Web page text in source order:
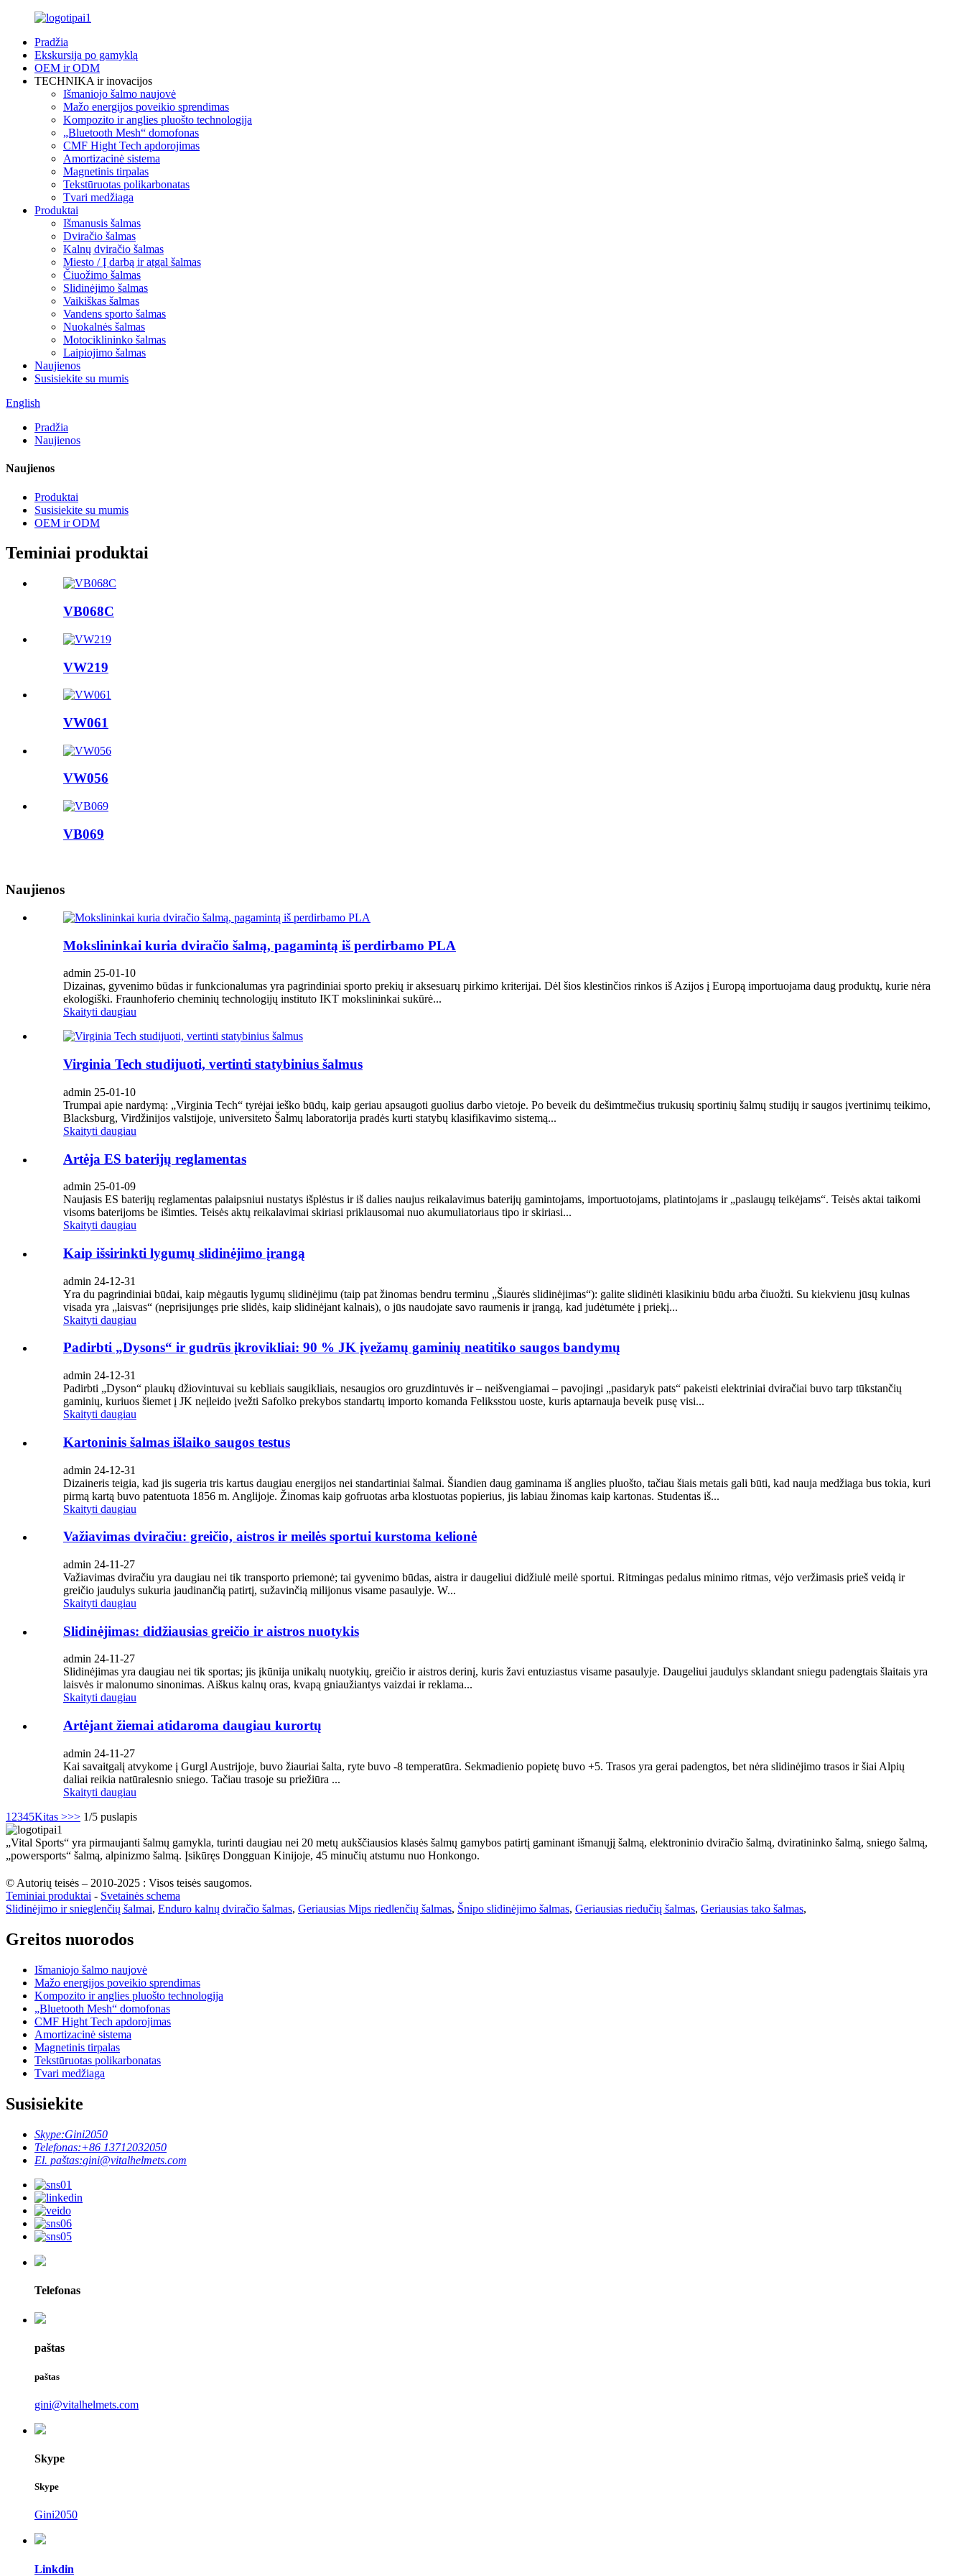
Pradžia
Ekskursija po gamyklą
OEM ir ODM
TECHNIKA ir inovacijos
Išmaniojo šalmo naujovė
Mažo energijos poveikio sprendimas
Kompozito ir anglies pluošto technologija
„Bluetooth Mesh“ domofonas
CMF Hight Tech apdorojimas
Amortizacinė sistema
Magnetinis tirpalas
Tekstūruotas polikarbonatas
Tvari medžiaga
Produktai
Išmanusis šalmas
Dviračio šalmas
Kalnų dviračio šalmas
Miesto / Į darbą ir atgal šalmas
Čiuožimo šalmas
Slidinėjimo šalmas
Vaikiškas šalmas
Vandens sporto šalmas
Nuokalnės šalmas
Motociklininko šalmas
Laipiojimo šalmas
Naujienos
Susisiekite su mumis
English
Pradžia
Naujienos
Naujienos
Produktai
Susisiekite su mumis
OEM ir ODM
Teminiai produktai
VB068C
VW219
VW061
VW056
VB069
Naujienos
Mokslininkai kuria dviračio šalmą, pagamintą iš perdirbamo PLA
admin 25-01-10
Dizainas, gyvenimo būdas ir funkcionalumas yra pagrindiniai sporto prekių ir aksesuarų pirkimo kriterijai. Dėl šios klestinčios rinkos iš Azijos į Europą importuojama daug produktų, kurie nėra
ekologiški. Fraunhoferio cheminių technologijų instituto IKT mokslininkai sukūrė...
Skaityti daugiau
Virginia Tech studijuoti, vertinti statybinius šalmus
admin 25-01-10
Trumpai apie nardymą: „Virginia Tech“ tyrėjai ieško būdų, kaip geriau apsaugoti guolius darbo vietoje. Po beveik du dešimtmečius trukusių sportinių šalmų studijų ir saugos įvertinimų teikimo,
Blacksburg, Virdžinijos valstijoje, universiteto Šalmų laboratorija pradės kurti statybų klasifikavimo sistemą...
Skaityti daugiau
Artėja ES baterijų reglamentas
admin 25-01-09
Naujasis ES baterijų reglamentas palaipsniui nustatys išplėstus ir iš dalies naujus reikalavimus baterijų gamintojams, importuotojams, platintojams ir „paslaugų teikėjams“. Teisės aktai taikomi
visoms baterijoms be išimties. Teisės aktų reikalavimai skiriasi priklausomai nuo akumuliatoriaus tipo ir skiriasi...
Skaityti daugiau
Kaip išsirinkti lygumų slidinėjimo įrangą
admin 24-12-31
Yra du pagrindiniai būdai, kaip mėgautis lygumų slidinėjimu (taip pat žinomas bendru terminu „Šiaurės slidinėjimas“): galite slidinėti klasikiniu būdu arba čiuožti. Su kiekvienu jūsų kulnas
visada yra „laisvas“ (neprisijungęs prie slidės, kaip slidinėjant kalnais), o jūs naudojate savo raumenis ir įrangą, kad judėtumėte į priekį...
Skaityti daugiau
Padirbti „Dysons“ ir gudrūs įkrovikliai: 90 % JK įvežamų gaminių neatitiko saugos bandymų
admin 24-12-31
Padirbti „Dyson“ plaukų džiovintuvai su kebliais saugikliais, nesaugios oro gruzdintuvės ir – neišvengiamai – pavojingi „pasidaryk pats“ pakeisti elektriniai dviračiai buvo tarp tūkstančių
gaminių, kuriuos šiemet į JK neįleido įvežti Safolko prekybos standartų importo komanda Feliksstou uoste, kuris aptarnauja beveik pusę visi...
Skaityti daugiau
Kartoninis šalmas išlaiko saugos testus
admin 24-12-31
Dizaineris teigia, kad jis sugeria tris kartus daugiau energijos nei standartiniai šalmai. Šiandien daug gaminama iš anglies pluošto, tačiau šiais metais gali būti, kad nauja medžiaga bus tokia, kuri
pirmą kartą buvo patentuota 1856 m. Anglijoje. Žinomas kaip gofruotas arba klostuotas popierius, jis labiau žinomas kaip kartonas. Studentas iš...
Skaityti daugiau
Važiavimas dviračiu: greičio, aistros ir meilės sportui kurstoma kelionė
admin 24-11-27
Važiavimas dviračiu yra daugiau nei tik transporto priemonė; tai gyvenimo būdas, aistra ir daugeliui didžiulė meilė sportui. Ritmingas pedalus minimo ritmas, vėjo veržimasis prieš veidą ir
greičio jaudulys sukuria jaudinančią patirtį, sužavinčią milijonus visame pasaulyje. W...
Skaityti daugiau
Slidinėjimas: didžiausias greičio ir aistros nuotykis
admin 24-11-27
Slidinėjimas yra daugiau nei tik sportas; jis įkūnija unikalų nuotykių, greičio ir aistros derinį, kuris žavi entuziastus visame pasaulyje. Daugeliui jaudulys sklandant sniegu padengtais šlaitais yra
laisvės ir malonumo sinonimas. Aiškus kalnų oras, kvapą gniaužiantys vaizdai ir reklama...
Skaityti daugiau
Artėjant žiemai atidaroma daugiau kurortų
admin 24-11-27
Kai savaitgalį atvykome į Gurgl Austrijoje, buvo žiauriai šalta, ryte buvo -8 temperatūra. Sekmadienio popietę buvo +5. Trasos yra gerai padengtos, bet nėra slidinėjimo trasos ir šiai Alpių
daliai reikia natūralesnio sniego. Tačiau trasoje su priežiūra ...
Skaityti daugiau
1 2345Kitas >>> 1/5 puslapis
„Vital Sports“ yra pirmaujanti šalmų gamykla, turinti daugiau nei 20 metų aukščiausios klasės šalmų gamybos patirtį gaminant išmanųjį šalmą, elektroninio dviračio šalmą, dviratininko šalmą, sniego šalmą,
„powersports“ šalmą, alpinizmo šalmą. Įsikūręs Dongguan Kinijoje, 45 minučių atstumu nuo Honkongo.
© Autorių teisės – 2010-2025 : Visos teisės saugomos.
Teminiai produktai - Svetainės schema
Slidinėjimo ir snieglenčių šalmai, Enduro kalnų dviračio šalmas, Geriausias Mips riedlenčių šalmas, Šnipo slidinėjimo šalmas, Geriausias riedučių šalmas, Geriausias tako šalmas,
Greitos nuorodos
Išmaniojo šalmo naujovė
Mažo energijos poveikio sprendimas
Kompozito ir anglies pluošto technologija
„Bluetooth Mesh“ domofonas
CMF Hight Tech apdorojimas
Amortizacinė sistema
Magnetinis tirpalas
Tekstūruotas polikarbonatas
Tvari medžiaga
Susisiekite
Skype:Gini2050
Telefonas:+86 13712032050
El. paštas:gini@vitalhelmets.com
Telefonas
paštas
paštas
gini@vitalhelmets.com
Skype
Skype
Gini2050
Linkdin